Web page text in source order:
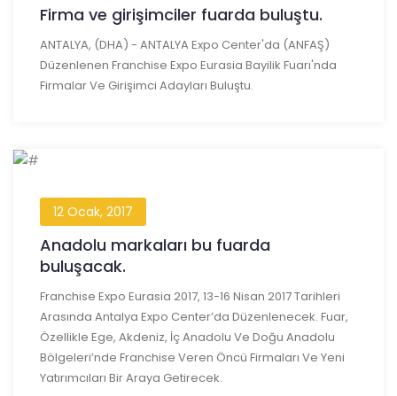
Firma ve girişimciler fuarda buluştu.
ANTALYA, (DHA) - ANTALYA Expo Center'da (ANFAŞ)
Düzenlenen Franchise Expo Eurasia Bayilik Fuarı'nda
Firmalar Ve Girişimci Adayları Buluştu.
12 Ocak, 2017
Anadolu markaları bu fuarda
buluşacak.
Franchise Expo Eurasia 2017, 13-16 Nisan 2017 Tarihleri
Arasında Antalya Expo Center’da Düzenlenecek. Fuar,
Özellikle Ege, Akdeniz, İç Anadolu Ve Doğu Anadolu
Bölgeleri’nde Franchise Veren Öncü Firmaları Ve Yeni
Yatırımcıları Bir Araya Getirecek.